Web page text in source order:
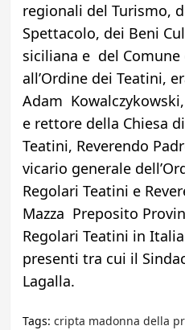
regionali del Turismo,
Spettacolo, dei Beni
siciliana e del
all’Ordine dei Teatini,
Adam
e rettore della Chiesa
Teatini, Reverendo
vicario generale
Regolari Teatini e
Mazza Preposito
Regolari Teatini in
presenti tra cui il
Lagalla.
Tags: cripta madonna della